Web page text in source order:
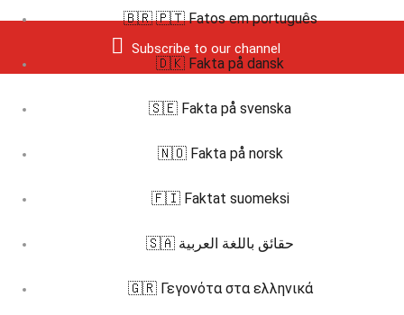
Subscribe to our channel
🇧🇷 🇵🇹 Fatos em português
🇩🇰 Fakta på dansk
🇸🇪 Fakta på svenska
🇳🇴 Fakta på norsk
🇫🇮 Faktat suomeksi
🇸🇦 حقائق باللغة العربية
🇬🇷 Γεγονότα στα ελληνικά